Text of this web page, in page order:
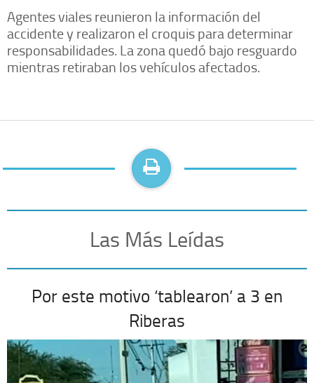
Agentes viales reunieron la información del
accidente y realizaron el croquis para determinar
responsabilidades. La zona quedó bajo resguardo
mientras retiraban los vehículos afectados.
Las Más Leídas
Por este motivo ‘tablearon’ a 3 en
Riberas